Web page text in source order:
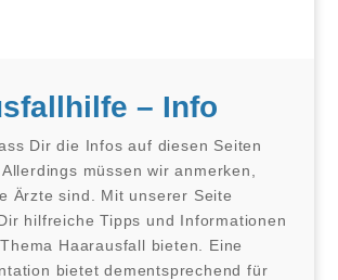
– Info
Dir die Infos auf diesen Seiten
müssen wir anmerken,
Ärzte sind. Mit unserer Seite
hilfreiche Tipps und Informationen
Haarausfall bieten. Eine
bietet dementsprechend für